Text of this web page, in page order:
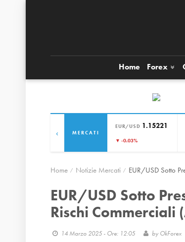
Home Forex
MERCATI
EUR/USD 1.15221
▼ -0.03%
‹
Home Notizie Mercati EUR/USD Sotto
EUR/USD Sotto
Rischi
14 Marzo 2025 - Ore: 12:05 by OkForex